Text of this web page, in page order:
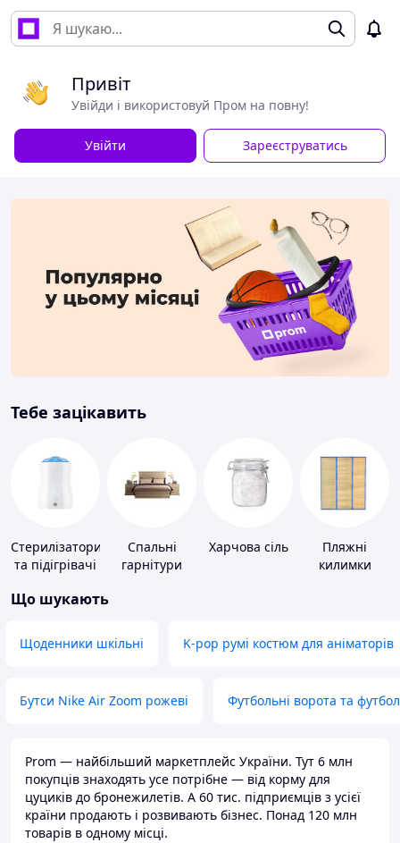
Привіт
Увійди і використовуй Пром на повну!
Увійти Зареєструватись
Тебе зацікавить
Стерилізатори
та підігрівачі
харчування
Спальні
гарнітури
Харчова сіль
Пляжні
килимки
Що шукають
Щоденники шкільні K-pop румі костюм для аніматорів
Бутси Nike Air Zoom рожеві Футбольні ворота та
Prom — найбільший маркетплейс України. Тут 6 млн
покупців знаходять усе потрібне — від корму для
цуциків до бронежилетів. А 60 тис. підприємців з усієї
країни продають і розвивають бізнес. Понад 120 млн
товарів в одному місці.